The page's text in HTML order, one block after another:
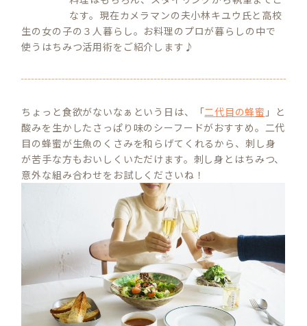
なす。現在カメラマンの夫小林キユウ氏と高校
生の女の子の３人暮らし。お料理のプロが暮らしの中で
使うはちみつ活用術をご紹介します♪
ちょっと食欲がないなぁという日は、「二代目の蜂蜜 」と
酸みを生かしたさっぱり味のシーフードがおすすめ。二代
目の蜂蜜が生魚のくさみを和らげてくれるから、刺し身
が苦手な方もおいしくいただけます。刺し身とはちみつ、
意外な組み合わせをお試しくださいね！